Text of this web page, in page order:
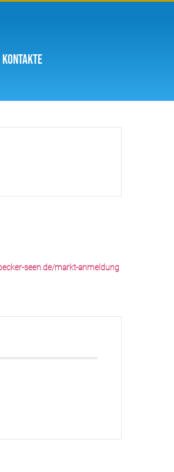
Kontakte
seen.de/markt-anmeldung